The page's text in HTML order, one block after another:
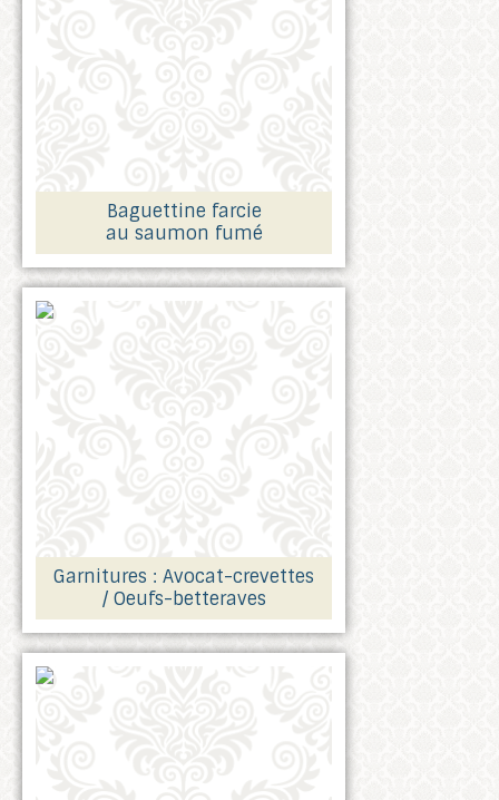
Baguettine farcie
au saumon fumé
Garnitures : Avocat-crevettes
/ Oeufs-betteraves